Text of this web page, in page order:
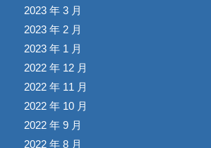
2023 年 3 月
2023 年 2 月
2023 年 1 月
2022 年 12 月
2022 年 11 月
2022 年 10 月
2022 年 9 月
2022 年 8 月